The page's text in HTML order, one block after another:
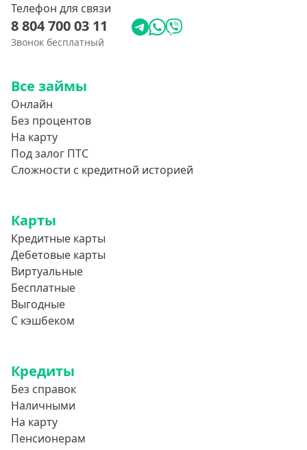
Телефон для связи
8 804 700 03 11
Звонок бесплатный
Все займы
Онлайн
Без процентов
На карту
Под залог ПТС
Сложности с кредитной историей
Карты
Кредитные карты
Дебетовые карты
Виртуальные
Бесплатные
Выгодные
С кэшбеком
Кредиты
Без справок
Наличными
На карту
Пенсионерам